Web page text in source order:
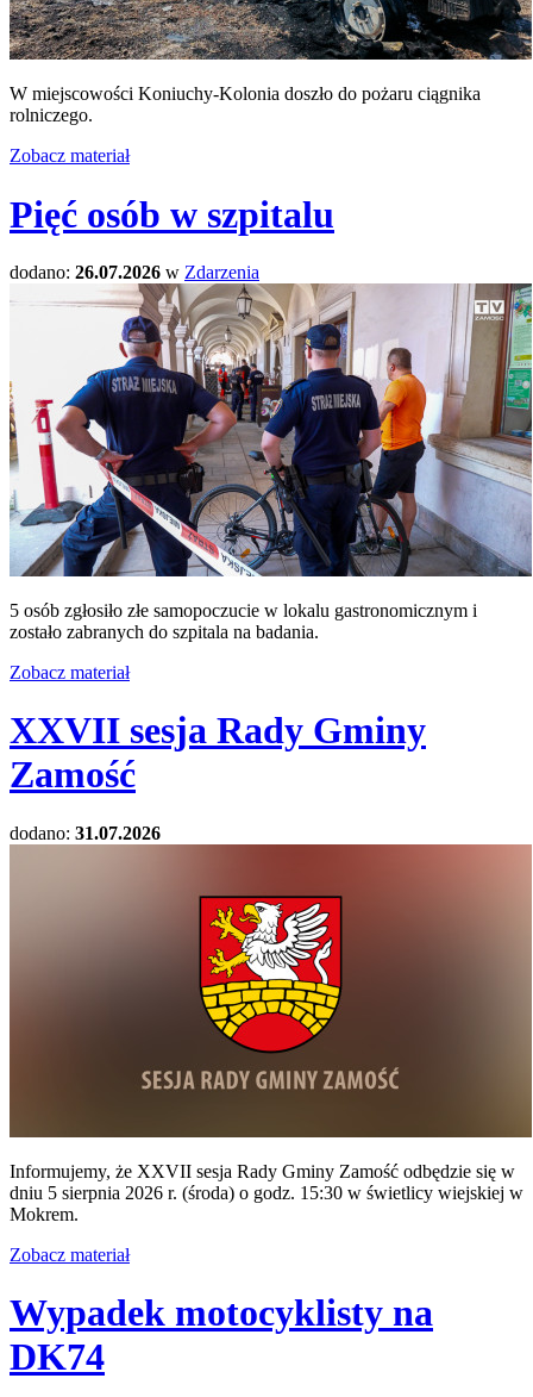
W miejscowości Koniuchy-Kolonia doszło do pożaru ciągnika
rolniczego.
Zobacz materiał
Pięć osób w szpitalu
dodano: 26.07.2026 w Zdarzenia
5 osób zgłosiło złe samopoczucie w lokalu gastronomicznym i
zostało zabranych do szpitala na badania.
Zobacz materiał
XXVII sesja Rady Gminy
Zamość
dodano: 31.07.2026
Informujemy, że XXVII sesja Rady Gminy Zamość odbędzie się w
dniu 5 sierpnia 2026 r. (środa) o godz. 15:30 w świetlicy wiejskiej w
Mokrem.
Zobacz materiał
Wypadek motocyklisty na
DK74